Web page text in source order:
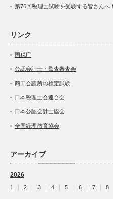
第76回税理士試験を受験する皆さんへ
リンク
国税庁
公認会計士・監査審査会
商工会議所の検定試験
日本税理士会連合会
日本公認会計士協会
全国経理教育協会
アーカイブ
2026
1 2 3 4 5 6 7 8